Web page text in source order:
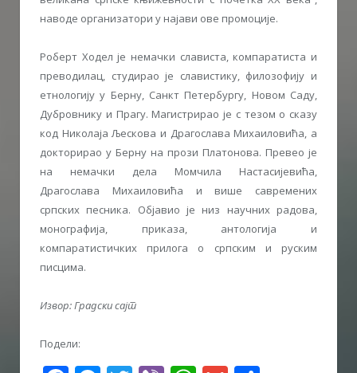
наводе организатори у најави ове промоције.
Роберт Ходел је немачки слависта, компаратиста и
преводилац, студирао је славистику, филозофију и
етнологију у Берну, Санкт Петербургу, Новом Саду,
Дубровнику и Прагу. Магистрирао је с тезом о сказу
код Николаја Љескова и Драгослава Михаиловића, а
докторирао у Берну на прози Платонова. Превео је
на немачки дела Момчила Настасијевића,
Драгослава Михаиловића и више савремених
српских песника. Објавио је низ научних радова,
монографија, приказа, антологија и
компаратистичких прилога о српским и руским
писцима.
Извор: Градски сајт
Подели: